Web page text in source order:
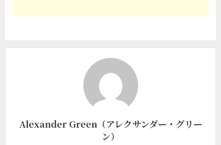
Alexander Green（アレクサンダー・グリー
ン）